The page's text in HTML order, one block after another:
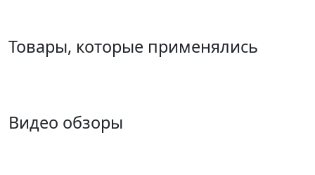
Товары, которые применялись
Видео обзоры